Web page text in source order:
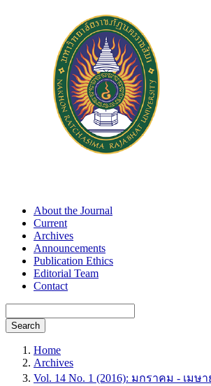
About the Journal
Current
Archives
Announcements
Publication Ethics
Editorial Team
Contact
Search
Home
Archives
Vol. 14 No. 1 (2016): มกราคม - เมษา